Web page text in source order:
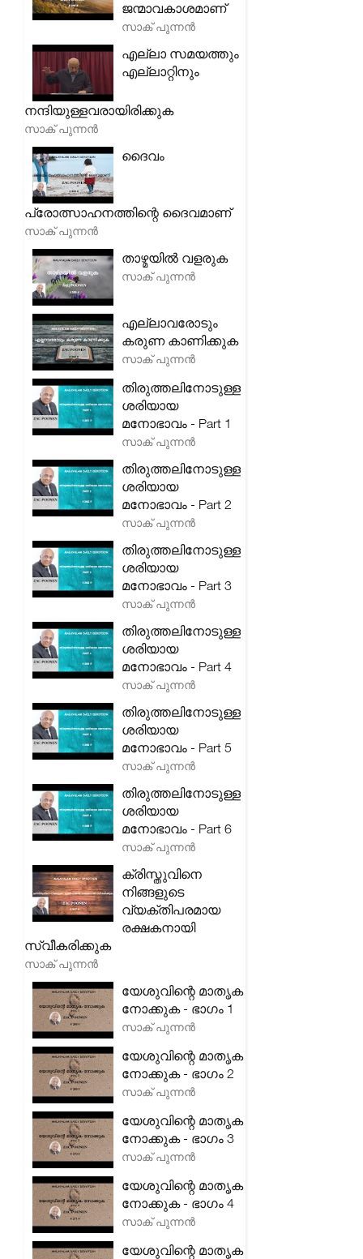
ജന്മാവകാശമാണ്
സാക് പുന്നൻ
എല്ലാ സമയത്തും
എല്ലാറ്റിനും
നന്ദിയുള്ളവരായിരിക്കുക
സാക് പുന്നൻ
ദൈവം
പ്രോത്സാഹനത്തിന്റെ ദൈവമാണ്
സാക് പുന്നൻ
താഴ്മയിൽ വളരുക
സാക് പുന്നൻ
എല്ലാവരോടും
കരുണ കാണിക്കുക
സാക് പുന്നൻ
തിരുത്തലിനോടുള്ള
ശരിയായ
മനോഭാവം - Part 1
സാക് പുന്നൻ
തിരുത്തലിനോടുള്ള
ശരിയായ
മനോഭാവം - Part 2
സാക് പുന്നൻ
തിരുത്തലിനോടുള്ള
ശരിയായ
മനോഭാവം - Part 3
സാക് പുന്നൻ
തിരുത്തലിനോടുള്ള
ശരിയായ
മനോഭാവം - Part 4
സാക് പുന്നൻ
തിരുത്തലിനോടുള്ള
ശരിയായ
മനോഭാവം - Part 5
സാക് പുന്നൻ
തിരുത്തലിനോടുള്ള
ശരിയായ
മനോഭാവം - Part 6
സാക് പുന്നൻ
ക്രിസ്തുവിനെ
നിങ്ങളുടെ
വ്യക്തിപരമായ
രക്ഷകനായി
സ്വീകരിക്കുക
സാക് പുന്നൻ
യേശുവിന്റെ മാതൃക
നോക്കുക - ഭാഗം 1
സാക് പുന്നൻ
യേശുവിന്റെ മാതൃക
നോക്കുക - ഭാഗം 2
സാക് പുന്നൻ
യേശുവിന്റെ മാതൃക
നോക്കുക - ഭാഗം 3
സാക് പുന്നൻ
യേശുവിന്റെ മാതൃക
നോക്കുക - ഭാഗം 4
സാക് പുന്നൻ
യേശുവിന്റെ മാതൃക